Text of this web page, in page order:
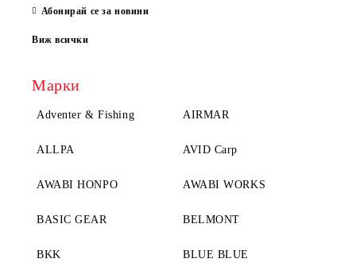
Абонирай се за новини
Виж всички
Марки
Adventer & Fishing AIRMAR
ALLPA AVID Carp
AWABI HONPO AWABI WORKS
BASIC GEAR BELMONT
BKK BLUE BLUE